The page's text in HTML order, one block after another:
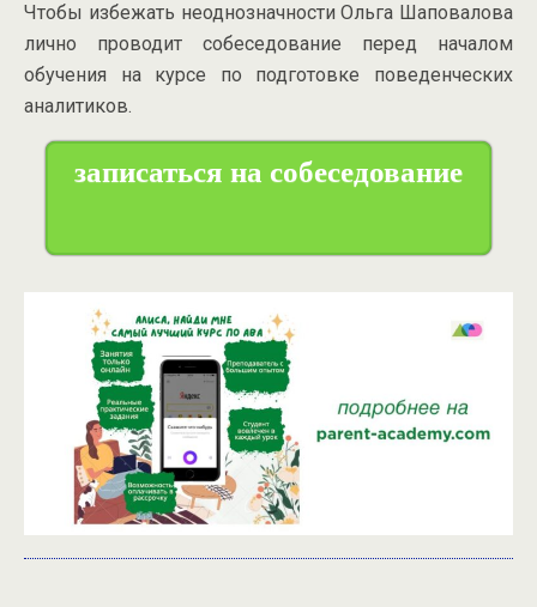
Чтобы избежать неоднозначности Ольга Шаповалова
лично проводит собеседование перед началом
обучения на курсе по подготовке поведенческих
аналитиков.
записаться на собеседование